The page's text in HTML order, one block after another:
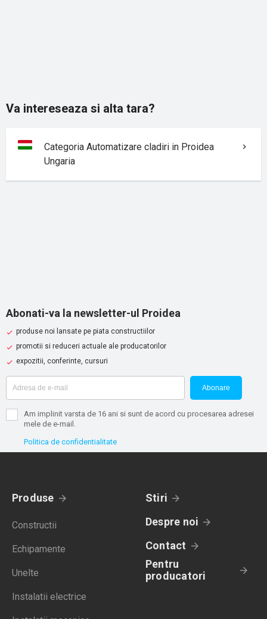
Va intereseaza si alta tara?
Categoria Automatizare cladiri in Proidea
Ungaria
Abonati-va la newsletter-ul Proidea
produse noi lansate pe piata constructiilor
promotii si reduceri actuale ale producatorilor
expozitii, conferinte, cursuri
Abonare
Am implinit varsta de 16 ani si sunt de acord cu procesarea adresei
mele de e-mail.
Politica de confidentialitate
Produse
Constructii
Echipamente
Unelte
Instalatii electrice
Stiri
Despre noi
Contact
Pentru
producatori